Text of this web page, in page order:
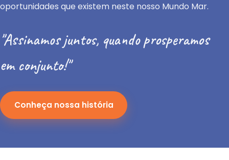
oportunidades que existem neste nosso Mundo Mar.
"Assinamos juntos, quando prosperamos
em conjunto!"
Conheça nossa história